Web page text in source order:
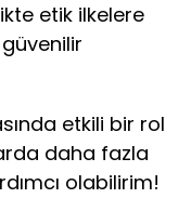
etik ilkelere
etkili bir rol
daha fazla
olabilirim!